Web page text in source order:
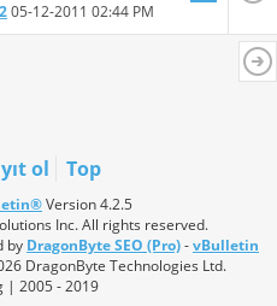
05-12-2011 02:44 PM
ol Top
Version 4.2.5
Inc. All rights reserved.
by DragonByte SEO (Pro)-vBulletin
DragonByte Technologies Ltd.
| 2005 - 2019